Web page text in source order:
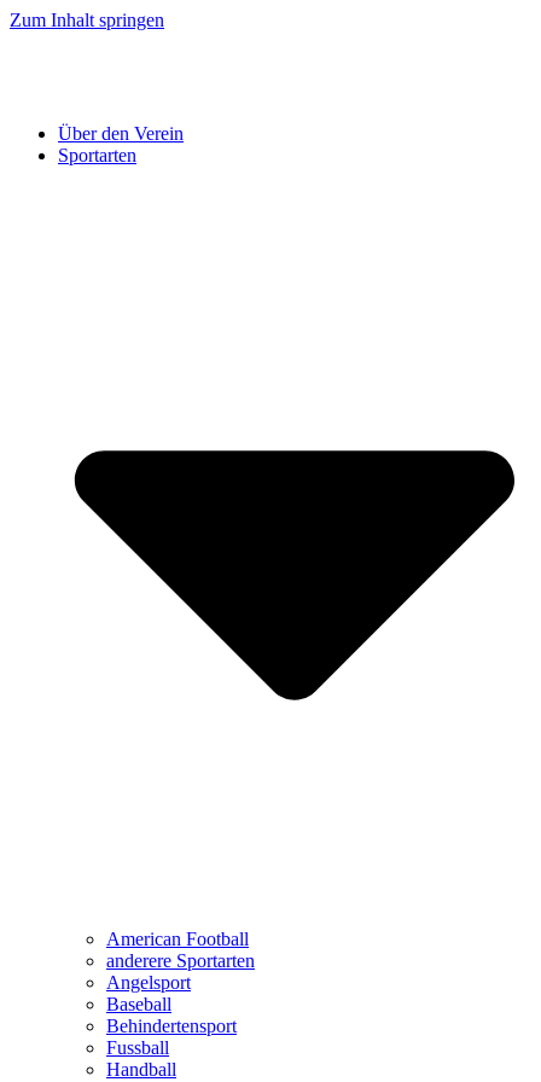
Zum Inhalt springen
Über den Verein
Sportarten
American Football
anderere Sportarten
Angelsport
Baseball
Behindertensport
Fussball
Handball